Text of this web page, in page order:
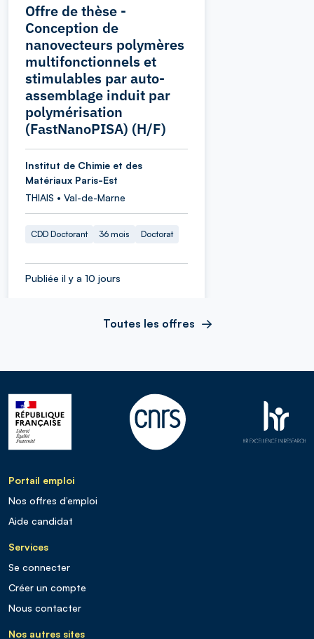
Offre de thèse -
Conception de
nanovecteurs polymères
multifonctionnels et
stimulables par auto-
assemblage induit par
polymérisation
(FastNanoPISA) (H/F)
Institut de Chimie et des
Matériaux Paris-Est
THIAIS • Val-de-Marne
CDD Doctorant 36 mois Doctorat
Publiée il y a 10 jours
Toutes les offres
Portail emploi
Nos offres d’emploi
Aide candidat
Services
Se connecter
Créer un compte
Nous contacter
Nos autres sites